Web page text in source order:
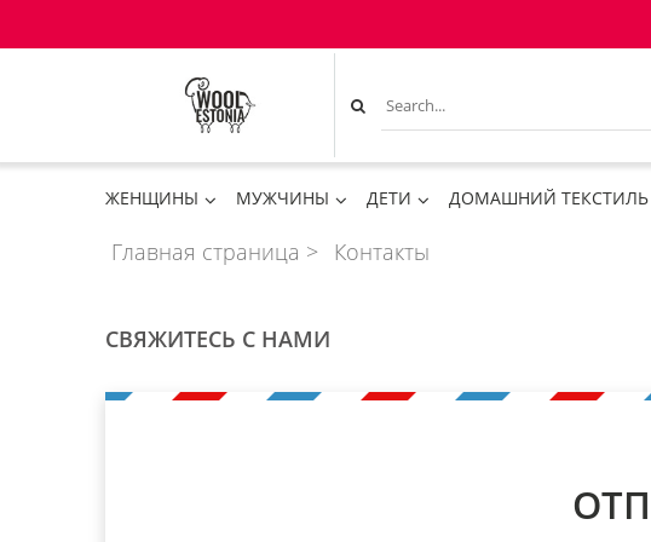
ЖЕНЩИНЫ МУЖЧИНЫ ДЕТИ ДОМАШНИЙ ТЕКСТИЛЬ
Главная страница > Контакты
СВЯЖИТЕСЬ С НАМИ